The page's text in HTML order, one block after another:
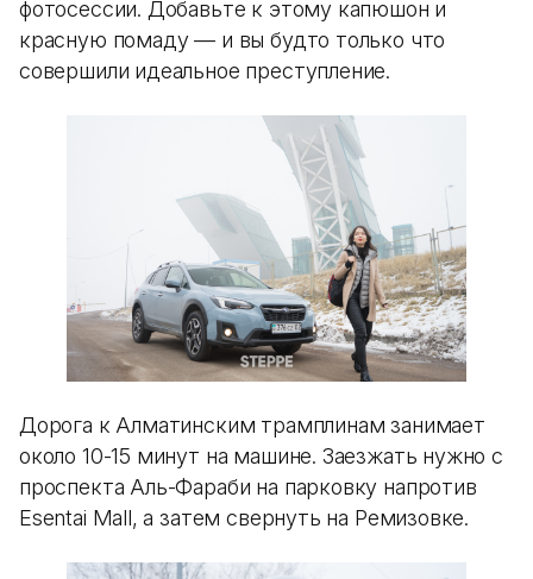
фотосессии. Добавьте к этому капюшон и
красную помаду — и вы будто только что
совершили идеальное преступление.
Дорога к Алматинским трамплинам занимает
около 10-15 минут на машине. Заезжать нужно с
проспекта Аль-Фараби на парковку напротив
Esentai Mall, а затем свернуть на Ремизовке.